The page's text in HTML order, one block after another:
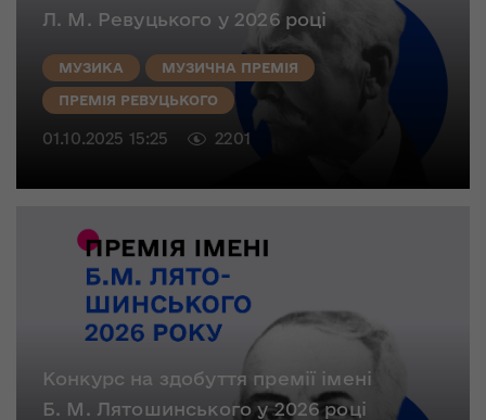
Л. М. Ревуцького у 2026 році
МУЗИКА МУЗИЧНА ПРЕМІЯ
ПРЕМІЯ РЕВУЦЬКОГО
01.10.2025 15:25 2201
Конкурс на здобуття премії імені
Б. М. Лятошинського у 2026 році